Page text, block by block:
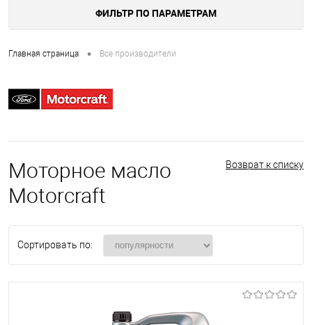
ФИЛЬТР ПО ПАРАМЕТРАМ
Главная страница • Все производители
Возврат к списку
Моторное масло
Motorcraft
Сортировать по: